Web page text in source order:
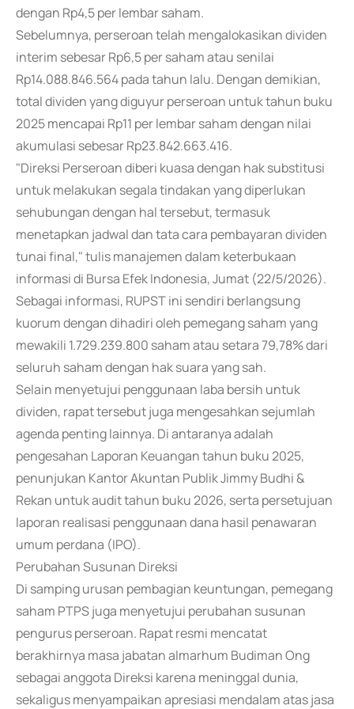
dengan Rp4,5 per lembar saham.
Sebelumnya, perseroan telah mengalokasikan dividen
interim sebesar Rp6,5 per saham atau senilai
Rp14.088.846.564 pada tahun lalu. Dengan demikian,
total dividen yang diguyur perseroan untuk tahun buku
2025 mencapai Rp11 per lembar saham dengan nilai
akumulasi sebesar Rp23.842.663.416.
"Direksi Perseroan diberi kuasa dengan hak substitusi
untuk melakukan segala tindakan yang diperlukan
sehubungan dengan hal tersebut, termasuk
menetapkan jadwal dan tata cara pembayaran dividen
tunai final," tulis manajemen dalam keterbukaan
informasi di Bursa Efek Indonesia, Jumat (22/5/2026).
Sebagai informasi, RUPST ini sendiri berlangsung
kuorum dengan dihadiri oleh pemegang saham yang
mewakili 1.729.239.800 saham atau setara 79,78% dari
seluruh saham dengan hak suara yang sah.
Selain menyetujui penggunaan laba bersih untuk
dividen, rapat tersebut juga mengesahkan sejumlah
agenda penting lainnya. Di antaranya adalah
pengesahan Laporan Keuangan tahun buku 2025,
penunjukan Kantor Akuntan Publik Jimmy Budhi &
Rekan untuk audit tahun buku 2026, serta persetujuan
laporan realisasi penggunaan dana hasil penawaran
umum perdana (IPO).
Perubahan Susunan Direksi
Di samping urusan pembagian keuntungan, pemegang
saham PTPS juga menyetujui perubahan susunan
pengurus perseroan. Rapat resmi mencatat
berakhirnya masa jabatan almarhum Budiman Ong
sebagai anggota Direksi karena meninggal dunia,
sekaligus menyampaikan apresiasi mendalam atas jasa